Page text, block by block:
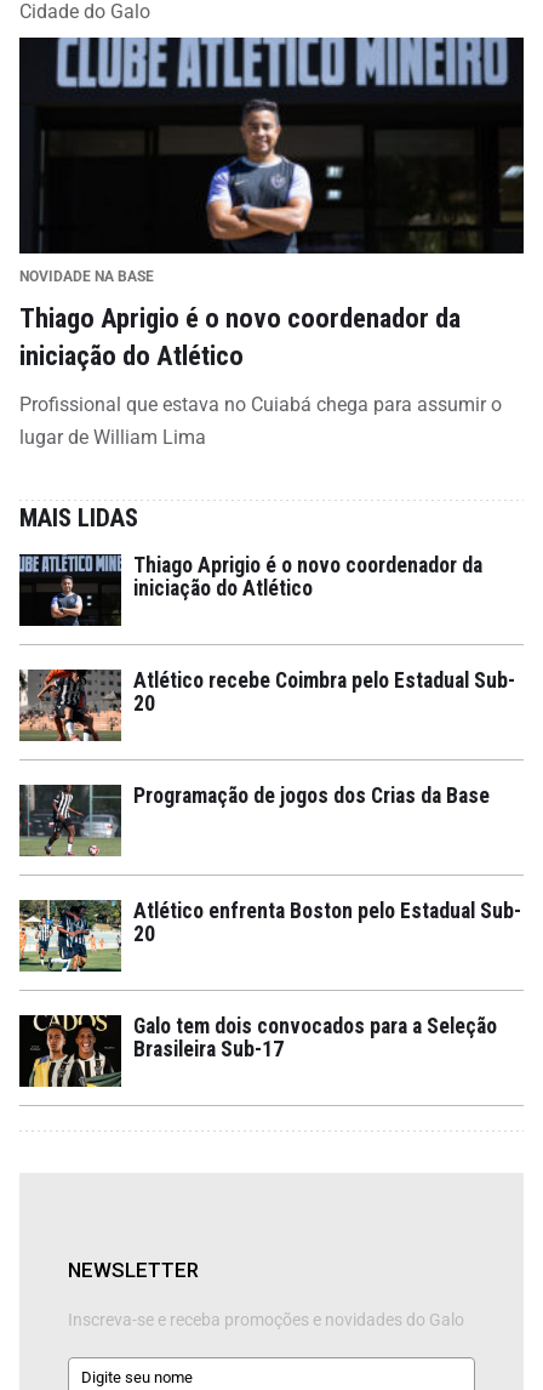
Cidade do Galo
NOVIDADE NA BASE
Thiago Aprigio é o novo coordenador da
iniciação do Atlético
Profissional que estava no Cuiabá chega para assumir o
lugar de William Lima
MAIS LIDAS
Thiago Aprigio é o novo coordenador da
iniciação do Atlético
Atlético recebe Coimbra pelo Estadual Sub-
20
Programação de jogos dos Crias da Base
Atlético enfrenta Boston pelo Estadual Sub-
20
Galo tem dois convocados para a Seleção
Brasileira Sub-17
NEWSLETTER
Inscreva-se e receba promoções e novidades do Galo